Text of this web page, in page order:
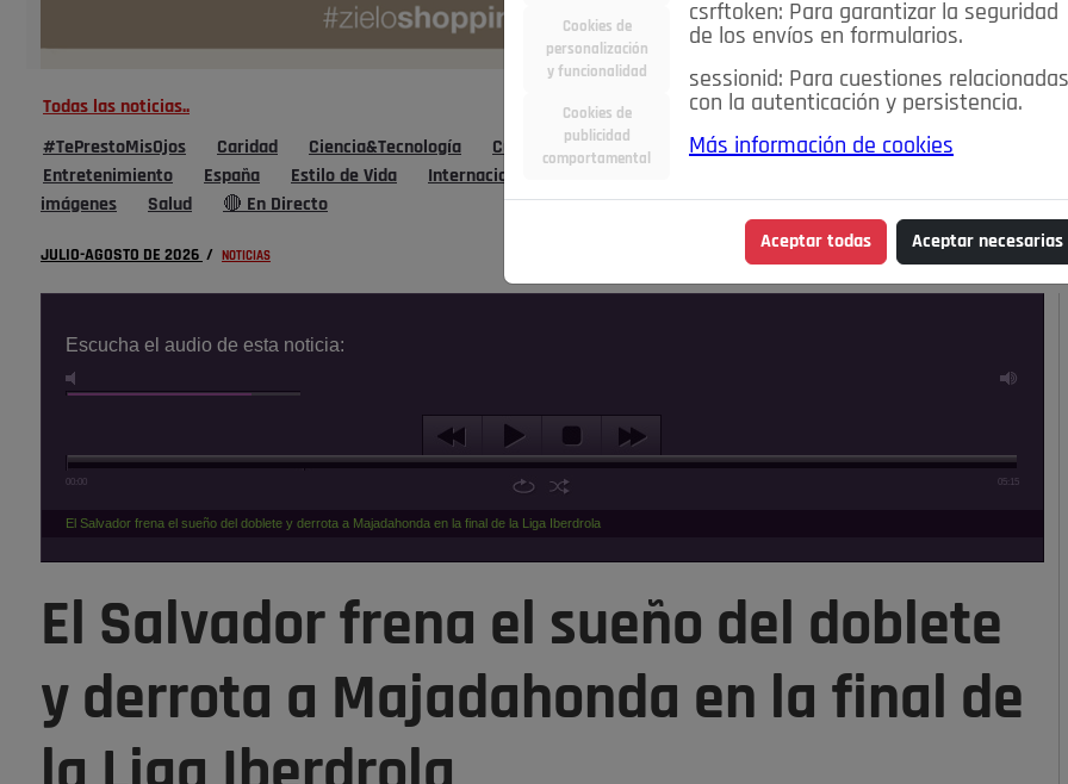
Todas las noticias..
#TePrestoMisOjos Caridad Ciencia&Tecnología Cultura Deportes Economía
Educación
Entretenimiento
España Estilo de Vida Internacional
imágenes
Salud 🔴 En Directo
JULIO-AGOSTO DE 2026 / NOTICIAS
Escucha el audio de esta noticia:
00:00 05:15
El Salvador frena el sueño del doblete y derrota a Majadahonda en la final de la Liga Iberdrola
El Salvador frena el sueño del doblete
y derrota a Majadahonda en la final de
Cookies de
personalización
y funcionalidad
Cookies de
publicidad
comportamental
csrftoken: Para garantizar la seguridad
de los envíos en formularios.
sessionid: Para cuestiones relacionadas
con la autenticación y persistencia.
Más información de cookies
Aceptar todas Aceptar necesarias